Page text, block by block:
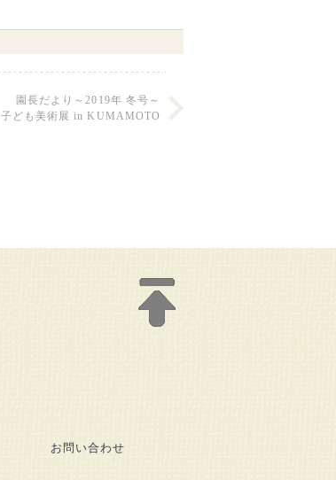
園長だより～2019年 冬号～
子ども美術展 in KUMAMOTO
お問い合わせ